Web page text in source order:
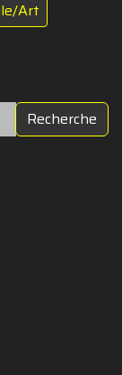
Art
Recherche